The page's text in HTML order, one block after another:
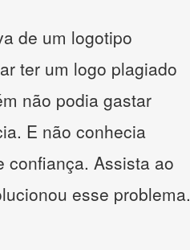
de um logotipo
ter um logo plagiado
não podia gastar
E não conhecia
confiança. Assista ao
esse problema.